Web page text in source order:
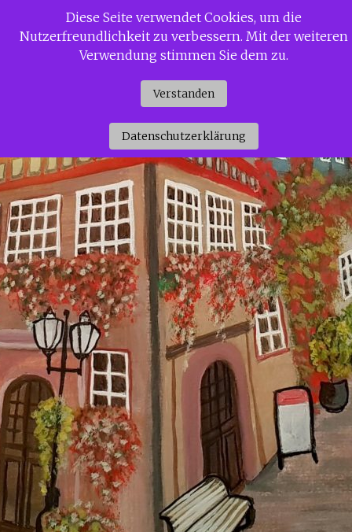
InhaltSiggi Gerdaus Welt
Diese Seite verwendet Cookies, um die
Nutzerfreundlichkeit zu verbessern. Mit der weiteren
Verwendung stimmen Sie dem zu.
Verstanden
Datenschutzerklärung